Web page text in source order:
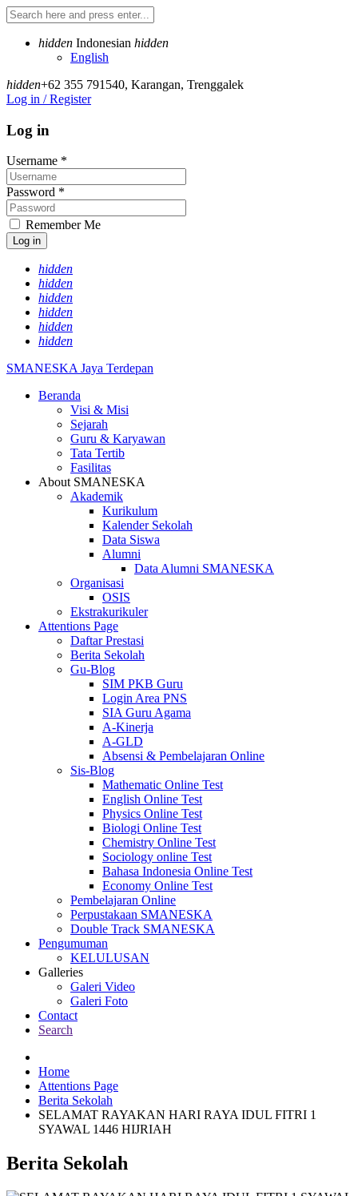
hidden Indonesian hidden
English
hidden+62 355 791540, Karangan, Trenggalek
Log in / Register
Log in
Username *
Password *
Remember Me
Log in
hidden
hidden
hidden
hidden
hidden
hidden
SMANESKA Jaya Terdepan
Beranda
Visi & Misi
Sejarah
Guru & Karyawan
Tata Tertib
Fasilitas
About SMANESKA
Akademik
Kurikulum
Kalender Sekolah
Data Siswa
Alumni
Data Alumni SMANESKA
Organisasi
OSIS
Ekstrakurikuler
Attentions Page
Daftar Prestasi
Berita Sekolah
Gu-Blog
SIM PKB Guru
Login Area PNS
SIA Guru Agama
A-Kinerja
A-GLD
Absensi & Pembelajaran Online
Sis-Blog
Mathematic Online Test
English Online Test
Physics Online Test
Biologi Online Test
Chemistry Online Test
Sociology online Test
Bahasa Indonesia Online Test
Economy Online Test
Pembelajaran Online
Perpustakaan SMANESKA
Double Track SMANESKA
Pengumuman
KELULUSAN
Galleries
Galeri Video
Galeri Foto
Contact
Search
Home
Attentions Page
Berita Sekolah
SELAMAT RAYAKAN HARI RAYA IDUL FITRI 1
SYAWAL 1446 HIJRIAH
Berita Sekolah